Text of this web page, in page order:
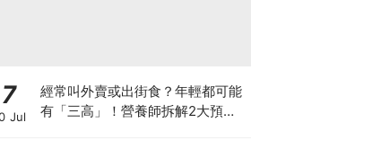
7
Jul
經常叫外賣或出街食？年輕都可能
有「三高」！營養師拆解2大預防